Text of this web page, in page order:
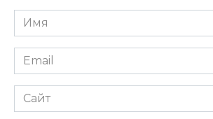
Имя
*
Email
*
Сайт